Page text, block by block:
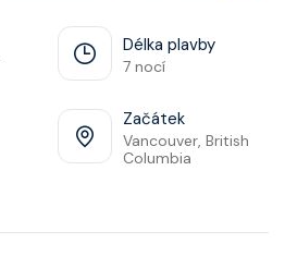
Délka plavby
7 nocí
Začátek
Vancouver, British
Columbia